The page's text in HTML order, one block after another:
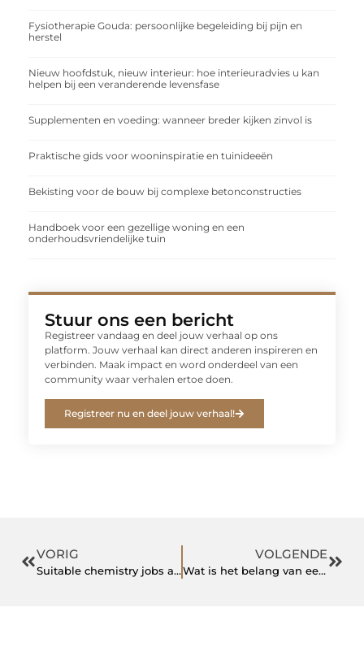
Fysiotherapie Gouda: persoonlijke begeleiding bij pijn en
herstel
Nieuw hoofdstuk, nieuw interieur: hoe interieuradvies u kan
helpen bij een veranderende levensfase
Supplementen en voeding: wanneer breder kijken zinvol is
Praktische gids voor wooninspiratie en tuinideeën
Bekisting voor de bouw bij complexe betonconstructies
Handboek voor een gezellige woning en een
onderhoudsvriendelijke tuin
Stuur ons een bericht
Registreer vandaag en deel jouw verhaal op ons
platform. Jouw verhaal kan direct anderen inspireren en
verbinden. Maak impact en word onderdeel van een
community waar verhalen ertoe doen.
Registreer nu en deel jouw verhaal!
VORIG
Suitable chemistry jobs are easiest to find with an expert that knows the Netherlands
VOLGENDE
Wat is het belang van een EBI inspectie van uw stookinstallatie?